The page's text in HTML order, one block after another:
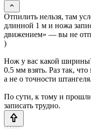
Отпилить нельзя, там
длинной 1 м и ножа
движением» — вы не
)
Нож у вас какой
0.5 мм взять. Раз так,
а не о точности штангеля.
По сути, к тому и
записать трудно.